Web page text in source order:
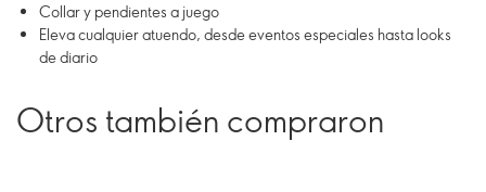
Collar y pendientes a juego
Eleva cualquier atuendo, desde eventos especiales hasta looks
de diario
Otros también compraron